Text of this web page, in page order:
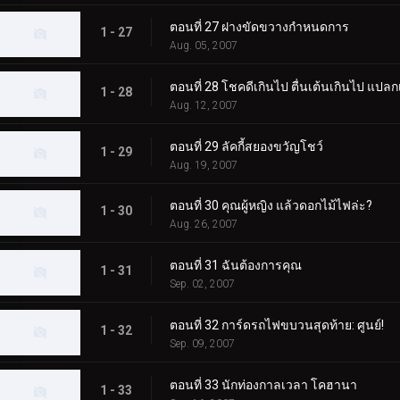
1 - 27 ตอนที่ 27 ฝางขัดขวางกำหนดการ
Aug. 05, 2007
1 - 28 ตอนที่ 28 โชคดีเกินไป ตื่นเต้นเกินไป แปลก
Aug. 12, 2007
1 - 29 ตอนที่ 29 ลัคกี้สยองขวัญโชว์
Aug. 19, 2007
1 - 30 ตอนที่ 30 คุณผู้หญิง แล้วดอกไม้ไฟล่ะ?
Aug. 26, 2007
1 - 31 ตอนที่ 31 ฉันต้องการคุณ
Sep. 02, 2007
1 - 32 ตอนที่ 32 การ์ดรถไฟขบวนสุดท้าย: ศูนย์!
Sep. 09, 2007
1 - 33 ตอนที่ 33 นักท่องกาลเวลา โคฮานา